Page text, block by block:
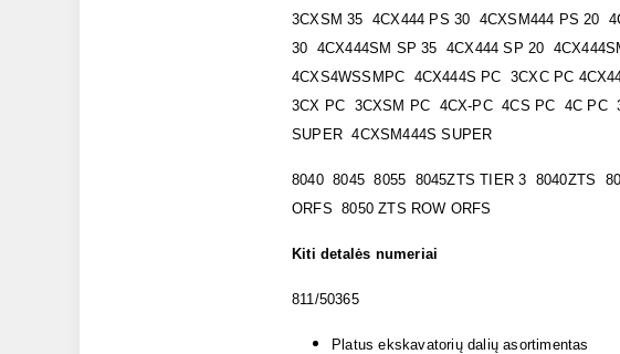
3CXSM 35 4CX444 PS 30 4CXSM444 PS 20
30 4CX444SM SP 35 4CX444 SP 20
4CXS4WSSMPC 4CX444S PC 3CXC PC
3CX PC 3CXSM PC 4CX-PC 4CS PC 4C PC
SUPER 4CXSM444S SUPER
8040 8045 8055 8045ZTS TIER 3 8040ZTS
ORFS 8050 ZTS ROW ORFS
Kiti detalės numeriai
811/50365
Platus ekskavatorių dalių asortimentas